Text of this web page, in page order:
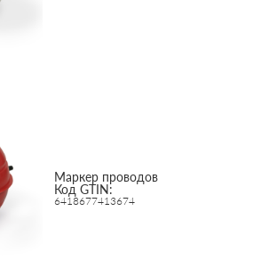
Маркер проводов
Код GTIN:
6418677413674